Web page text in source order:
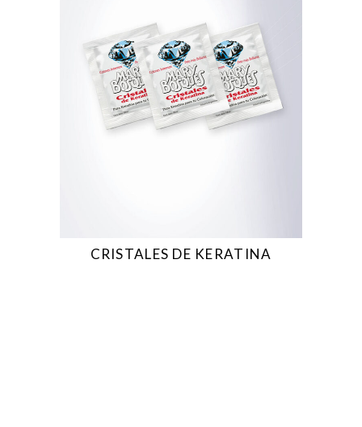
CRISTALES DE KERATINA